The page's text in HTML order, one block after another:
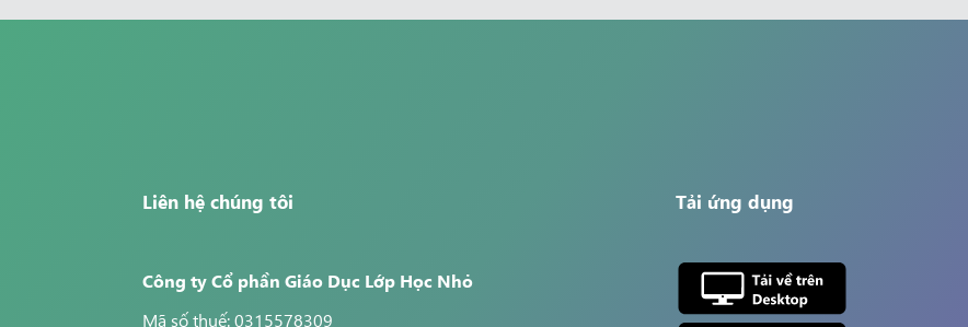
Liên hệ chúng tôi
Công ty Cổ phần Giáo Dục Lớp Học Nhỏ
Mã số thuế: 0315578309
Tải ứng dụng